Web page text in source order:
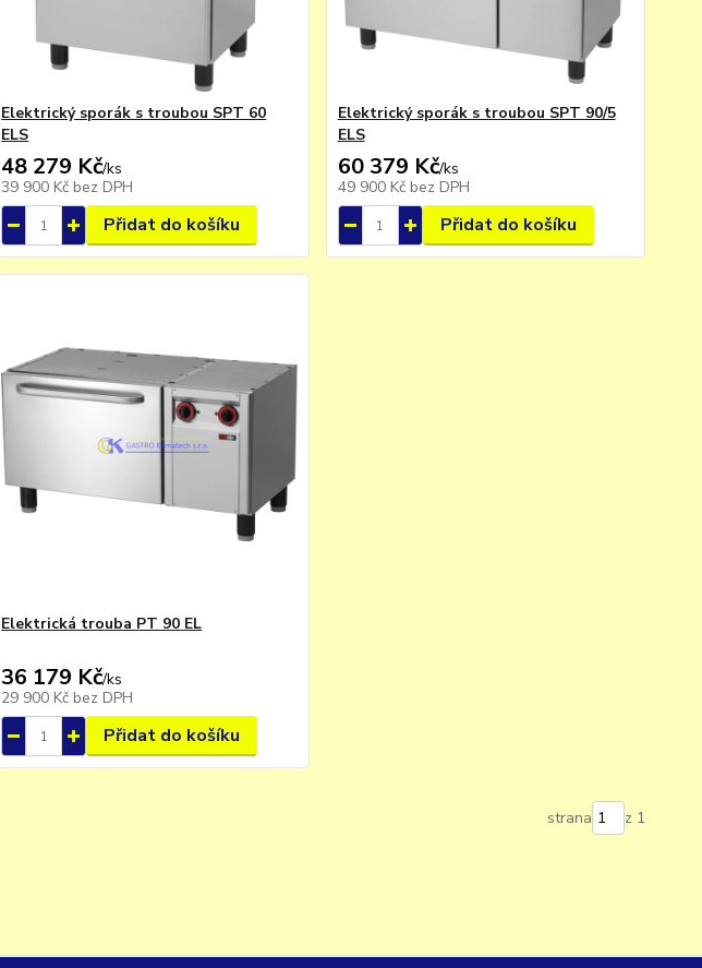
Elektrický sporák s troubou SPT 60
ELS
48 279 Kč/ks
39 900 Kč bez DPH
Přidat do košíku
Elektrický sporák s troubou SPT 90/5
ELS
60 379 Kč/ks
49 900 Kč bez DPH
Přidat do košíku
Elektrická trouba PT 90 EL
36 179 Kč/ks
29 900 Kč bez DPH
Přidat do košíku
strana z 1